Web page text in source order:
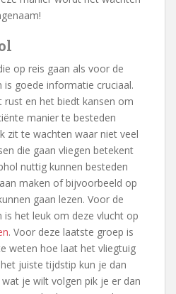
op reis gaan als voor de
goede informatie cruciaal.
rust en het biedt kansen om
manier te besteden
zit te wachten waar niet veel
die gaan vliegen betekent
nuttig kunnen besteden
maken of bijvoorbeeld op
gaan lezen. Voor de
is het leuk om deze vlucht op
. Voor deze laatste groep is
weten hoe laat het vliegtuig
juiste tijdstip kun je dan
je wilt volgen pik je er dan